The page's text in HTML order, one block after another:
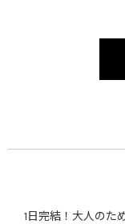
1日完結！大人の